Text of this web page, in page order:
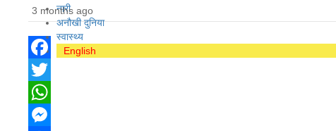
नारी
अनौखी दुनिया
स्वास्थ्य
English
3 months ago
Facebook
Twitter
WhatsApp